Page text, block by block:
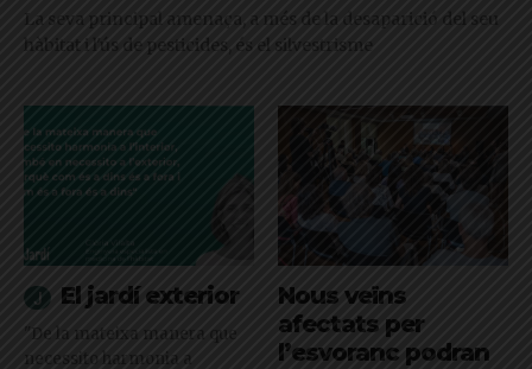
La seva principal amenaça, a més de la desaparició del seu
hàbitat i l'ús de pesticides, és el silvestrisme
El jardí exterior
"De la mateixa manera que
necessito harmonia a
Nous veïns
afectats per
l’esvoranc podran